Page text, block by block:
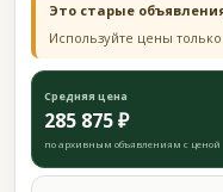
Это старые
Используйте цены
Средняя цена
285 875 ₽
по архивным объявлениям с ценой